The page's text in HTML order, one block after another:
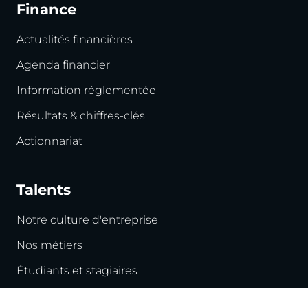
Finance
Actualités financières
Agenda financier
Information réglementée
Résultats & chiffres-clés
Actionnariat
Talents
Notre culture d'entreprise
Nos métiers
Étudiants et stagiaires